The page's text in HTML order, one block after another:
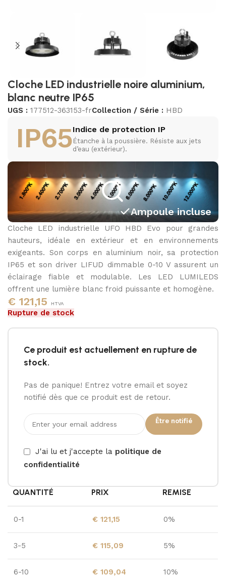
Cloche LED industrielle noire aluminium,
blanc neutre IP65
UGS : 177512-363153-frCollection / Série : HBD
IP65Indice de protection IP
Étanche à la poussière. Résiste aux jets
d’eau (extérieur).
4000K
Ampoule incluse
Cloche LED industrielle UFO HBD Evo pour grandes
hauteurs, idéale en extérieur et en environnements
exigeants. Son corps en aluminium noir, sa protection
IP65 et son driver LIFUD dimmable 0-10 V assurent un
éclairage fiable et modulable. Les LED LUMILEDS
offrent une lumière blanc froid puissante et homogène.
€ 121,15 HTVA
Rupture de stock
Ce produit est actuellement en rupture de
stock.
Pas de panique! Entrez votre email et soyez
notifié dès que ce produit est de retour.
Être notifié
J'ai lu et j'accepte la politique de
confidentialité
QUANTITÉ PRIX REMISE
0-1 € 121,15 0%
3-5 € 115,09 5%
6-10 € 109,04 10%